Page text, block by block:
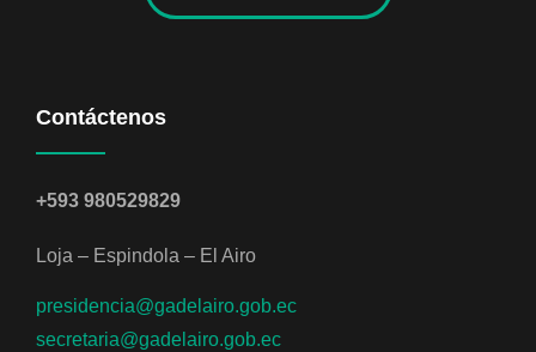
Contáctenos
+593 980529829
Loja – Espindola – El Airo
presidencia@gadelairo.gob.ec
secretaria@gadelairo.gob.ec